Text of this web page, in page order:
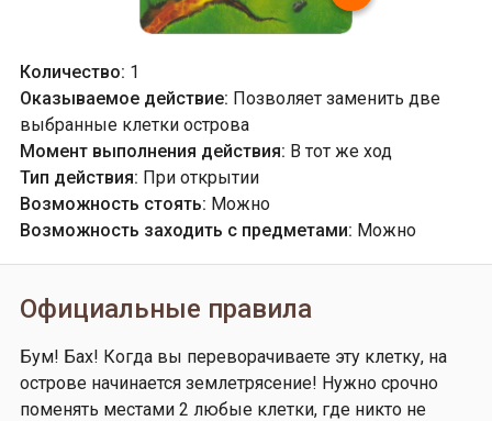
Количество: 1
Оказываемое действие: Позволяет заменить две
выбранные клетки острова
Момент выполнения действия: В тот же ход
Тип действия: При открытии
Возможность стоять: Можно
Возможность заходить с предметами: Можно
Официальные правила
Бум! Бах! Когда вы переворачиваете эту клетку, на
острове начинается землетрясение! Нужно срочно
поменять местами 2 любые клетки, где никто не